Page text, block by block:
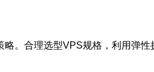
。合理选型VPS规格，利用弹